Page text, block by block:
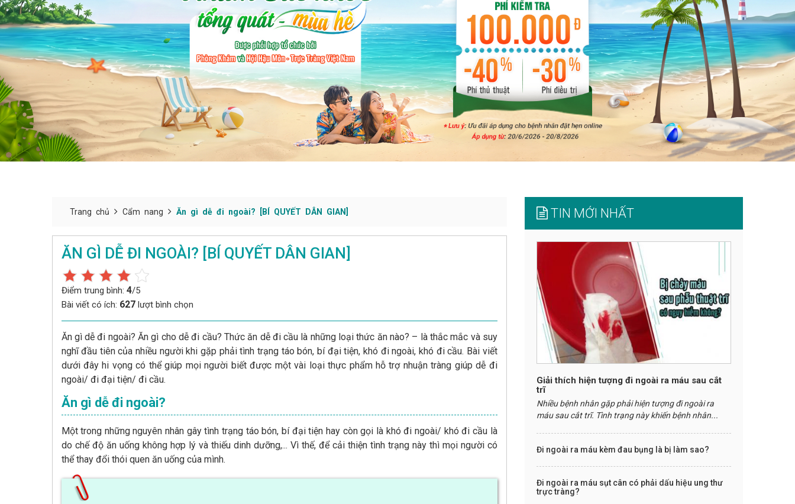
Trang chủ Cẩm nang Ăn gì dễ đi ngoài? [BÍ QUYẾT DÂN GIAN]
ĂN GÌ DỄ ĐI NGOÀI? [BÍ QUYẾT DÂN GIAN]
Điểm trung bình: 4/5
Bài viết có ích: 627lượt bình chọn
Ăn gì dễ đi ngoài? Ăn gì cho dễ đi cầu? Thức ăn dễ đi cầu là những loại thức ăn nào? – là thắc mắc và suy
nghĩ đầu tiên của nhiều người khi gặp phải tình trạng táo bón, bí đại tiện, khó đi ngoài, khó đi cầu. Bài viết
dưới đây hi vọng có thể giúp mọi người biết được một vài loại thực phẩm hỗ trợ nhuận tràng giúp dễ đi
ngoài/ đi đại tiện/ đi cầu.
Ăn gì dễ đi ngoài?
Một trong những nguyên nhân gây tình trạng táo bón, bí đại tiện hay còn gọi là khó đi ngoài/ khó đi cầu là
do chế độ ăn uống không hợp lý và thiếu dinh dưỡng,... Vì thế, để cải thiện tình trạng này thì mọi người có
thể thay đổi thói quen ăn uống của mình.
TIN MỚI NHẤT
Giải thích hiện tượng đi ngoài ra máu sau cắt
trĩ
Nhiều bệnh nhân gặp phải hiện tượng đi ngoài ra
máu sau cắt trĩ. Tình trạng này khiến bệnh nhân...
Đi ngoài ra máu kèm đau bụng là bị làm sao?
Đi ngoài ra máu sụt cân có phải dấu hiệu ung thư
trực tràng?